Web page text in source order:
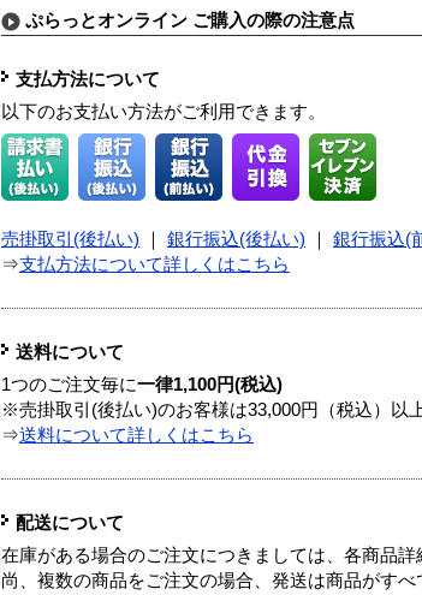
ぷらっとオンライン ご購入の際の注意点
支払方法について
以下のお支払い方法がご利用できます。
売掛取引(後払い) 銀行振込(後払い) 銀行振込(
⇒支払方法について詳しくはこちら
送料について
1つのご注文毎に一律1,100円(税込)
※売掛取引(後払い)のお客様は33,000円（税込）以
⇒送料について詳しくはこちら
配送について
在庫がある場合のご注文につきましては、各商品
尚、複数の商品をご注文の場合、発送は商品がすべ